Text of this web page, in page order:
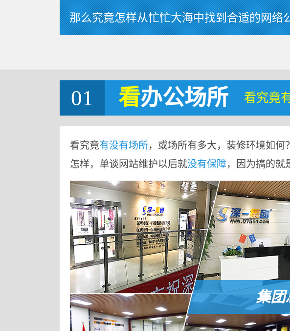
那么究竟怎样从忙忙大海中找到合适的网络
01 看办公场所 看究竟
看究竟有没有场所，或场所有多大，装修环境如
怎样，单谈网站维护以后就没有保障，因为搞的就
集团